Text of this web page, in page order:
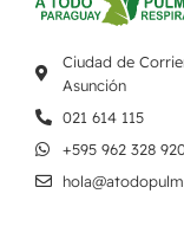
Ciudad de
Asunción
021 614 115
+595 962 328